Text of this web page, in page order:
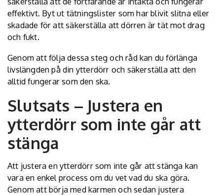
effektivt. Byt ut tätningslister som har blivit slitna eller
skadade för att säkerställa att dörren är tät mot drag
och fukt.
Genom att följa dessa steg och råd kan du förlänga
livslängden på din ytterdörr och säkerställa att den
alltid fungerar som den ska.
Slutsats – Justera en
ytterdörr som inte går att
stänga
Att justera en ytterdörr som inte går att stänga kan
vara en enkel process om du vet vad du ska göra.
Genom att börja med karmen och sedan justera